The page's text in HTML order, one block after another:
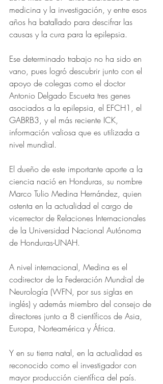
medicina y la investigación, y entre esos
años ha batallado para descifrar las
causas y la cura para la epilepsia.
Ese determinado trabajo no ha sido en
vano, pues logró descubrir junto con el
apoyo de colegas como el doctor
Antonio Delgado Escueta tres genes
asociados a la epilepsia, el EFCH1, el
GABRB3, y el más reciente ICK,
información valiosa que es utilizada a
nivel mundial.
El dueño de este importante aporte a la
ciencia nació en Honduras, su nombre
Marco Tulio Medina Hernández, quien
ostenta en la actualidad el cargo de
vicerrector de Relaciones Internacionales
de la Universidad Nacional Autónoma
de Honduras-UNAH.
A nivel internacional, Medina es el
codirector de la Federación Mundial de
Neurología (WFN, por sus siglas en
inglés) y además miembro del consejo de
directores junto a 8 científicos de Asia,
Europa, Norteamérica y África.
Y en su tierra natal, en la actualidad es
reconocido como el investigador con
mayor producción científica del país.